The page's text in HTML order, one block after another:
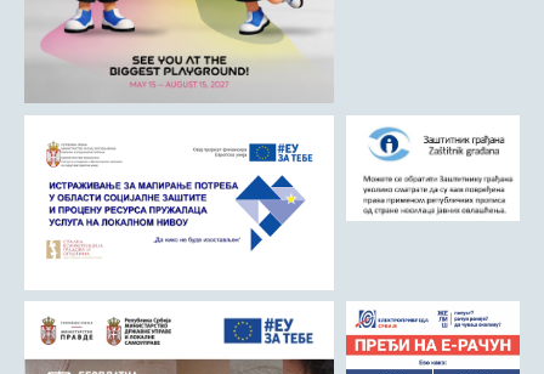
Љубовија некад
Природа у Азбуковици
ТУРИЗАМ
Соко град
Римски мост
Кањон Трешњице
Мачков камен
Манастир Св. Николај Српски